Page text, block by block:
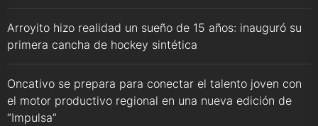
Arroyito hizo realidad un sueño de 15 años: inauguró su
primera cancha de hockey sintética
Oncativo se prepara para conectar el talento joven con
el motor productivo regional en una nueva edición de
“Impulsa”